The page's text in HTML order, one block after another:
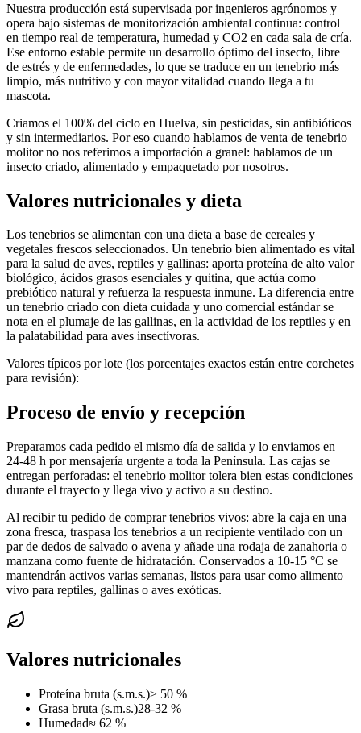
Nuestra producción está supervisada por ingenieros agrónomos y
opera bajo sistemas de monitorización ambiental continua: control
en tiempo real de temperatura, humedad y CO2 en cada sala de cría.
Ese entorno estable permite un desarrollo óptimo del insecto, libre
de estrés y de enfermedades, lo que se traduce en un tenebrio más
limpio, más nutritivo y con mayor vitalidad cuando llega a tu
mascota.
Criamos el 100% del ciclo en Huelva, sin pesticidas, sin antibióticos
y sin intermediarios. Por eso cuando hablamos de venta de tenebrio
molitor no nos referimos a importación a granel: hablamos de un
insecto criado, alimentado y empaquetado por nosotros.
Valores nutricionales y dieta
Los tenebrios se alimentan con una dieta a base de cereales y
vegetales frescos seleccionados. Un tenebrio bien alimentado es vital
para la salud de aves, reptiles y gallinas: aporta proteína de alto valor
biológico, ácidos grasos esenciales y quitina, que actúa como
prebiótico natural y refuerza la respuesta inmune. La diferencia entre
un tenebrio criado con dieta cuidada y uno comercial estándar se
nota en el plumaje de las gallinas, en la actividad de los reptiles y en
la palatabilidad para aves insectívoras.
Valores típicos por lote (los porcentajes exactos están entre corchetes
para revisión):
Proceso de envío y recepción
Preparamos cada pedido el mismo día de salida y lo enviamos en
24-48 h por mensajería urgente a toda la Península. Las cajas se
entregan perforadas: el tenebrio molitor tolera bien estas condiciones
durante el trayecto y llega vivo y activo a su destino.
Al recibir tu pedido de comprar tenebrios vivos: abre la caja en una
zona fresca, traspasa los tenebrios a un recipiente ventilado con un
par de dedos de salvado o avena y añade una rodaja de zanahoria o
manzana como fuente de hidratación. Conservados a 10-15 °C se
mantendrán activos varias semanas, listos para usar como alimento
vivo para reptiles, gallinas o aves exóticas.
Valores nutricionales
Proteína bruta (s.m.s.)≥ 50 %
Grasa bruta (s.m.s.)28-32 %
Humedad≈ 62 %